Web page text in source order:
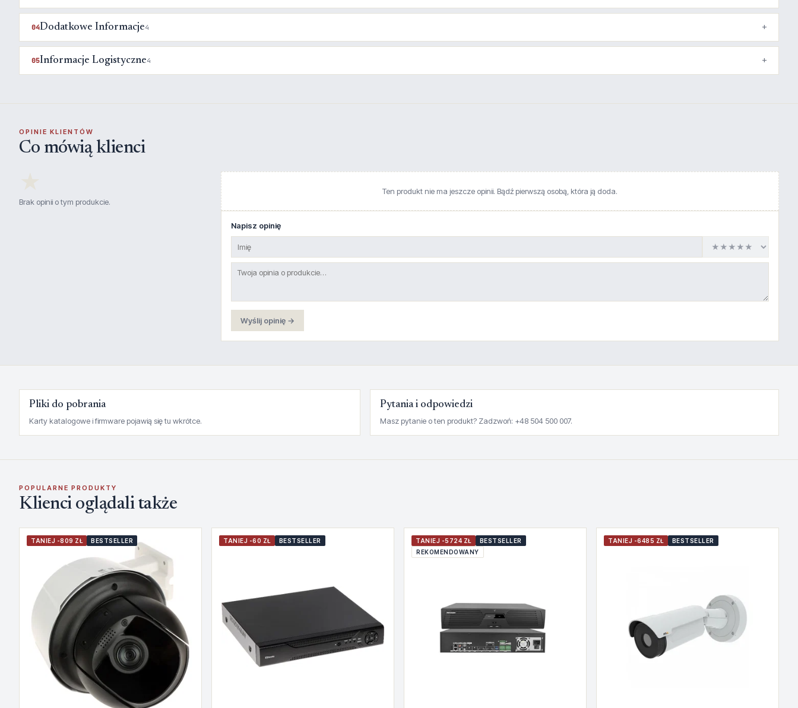
04Dodatkowe Informacje4
05Informacje Logistyczne4
OPINIE KLIENTÓW
Co mówią klienci
Brak opinii o tym produkcie.
Ten produkt nie ma jeszcze opinii. Bądź pierwszą osobą, która ją doda.
Napisz opinię
Wyślij opinię →
Pliki do pobrania
Karty katalogowe i firmware pojawią się tu wkrótce.
Pytania i odpowiedzi
Masz pytanie o ten produkt? Zadzwoń: +48 504 500 007.
POPULARNE PRODUKTY
Klienci oglądali także
TANIEJ -809 ZŁ BESTSELLER TANIEJ -60 ZŁ BESTSELLER TANIEJ -5724 ZŁ
BESTSELLER
REKOMENDOWANY
TANIEJ -6485 ZŁ BESTSELLER